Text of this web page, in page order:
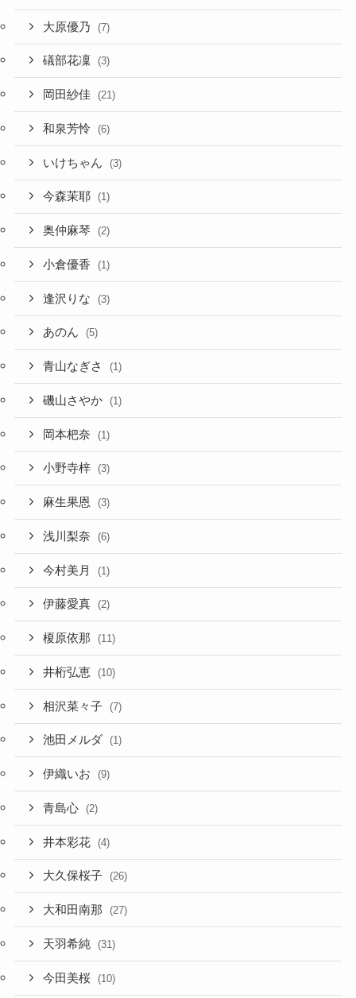
大原優乃 (7)
礒部花凜 (3)
岡田紗佳 (21)
和泉芳怜 (6)
いけちゃん (3)
今森茉耶 (1)
奥仲麻琴 (2)
小倉優香 (1)
逢沢りな (3)
あのん (5)
青山なぎさ (1)
磯山さやか (1)
岡本杷奈 (1)
小野寺梓 (3)
麻生果恩 (3)
浅川梨奈 (6)
今村美月 (1)
伊藤愛真 (2)
榎原依那 (11)
井桁弘恵 (10)
相沢菜々子 (7)
池田メルダ (1)
伊織いお (9)
青島心 (2)
井本彩花 (4)
大久保桜子 (26)
大和田南那 (27)
天羽希純 (31)
今田美桜 (10)